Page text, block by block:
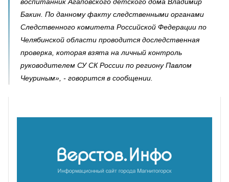
Бакин. По данному факту следственными органами
Следственного комитета Российской Федерации по
Челябинской области проводится доследственная
проверка, которая взята на личный контроль
руководителем СУ СК России по региону Павлом
Чеуриным», - говорится в сообщении.